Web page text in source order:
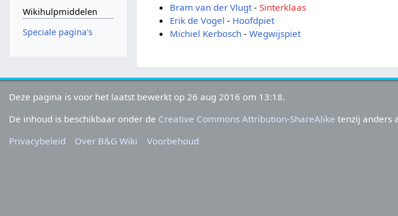
Bram van der Vlugt- Sinterklaas
Erik de Vogel - Hoofdpiet
Michiel Kerbosch- Wegwijspiet
Wikihulpmiddelen
Speciale pagina's
Deze pagina is voor het laatst bewerkt op 26 aug 2016 om 13:18.
De inhoud is beschikbaar onder de Creative Commons Attribution-ShareAlike tenzij anders
Privacybeleid
Over B&G Wiki Voorbehoud